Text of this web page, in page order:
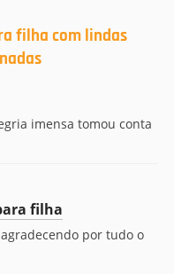
filha com lindas
imensa tomou conta
filha
por tudo o